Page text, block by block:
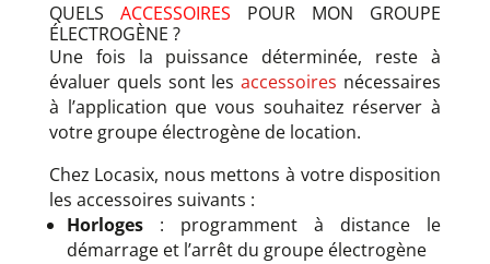
QUELS ACCESSOIRES POUR MON GROUPE
ÉLECTROGÈNE ?
Une fois la puissance déterminée, reste à
évaluer quels sont lesaccessoires nécessaires
à l’application que vous souhaitez réserver à
votre groupe électrogène de location.
Chez Locasix, nous mettons à votre disposition
les accessoires suivants :
Horloges: programment à distance le
démarrage et l’arrêt du groupe électrogène